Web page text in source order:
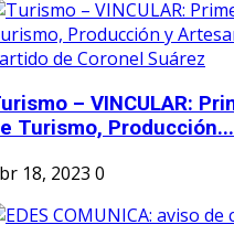
– VINCULAR:
Turismo, Producción...
18, 2023 0